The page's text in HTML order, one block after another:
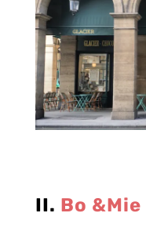
II. Bo &Mie